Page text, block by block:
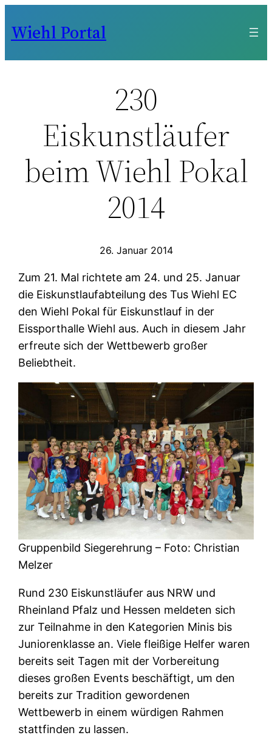
Inhalt
Wiehl Portal
230
Eiskunstläufer
beim Wiehl Pokal
2014
26. Januar 2014
Zum 21. Mal richtete am 24. und 25. Januar
die Eiskunstlaufabteilung des Tus Wiehl EC
den Wiehl Pokal für Eiskunstlauf in der
Eissporthalle Wiehl aus. Auch in diesem Jahr
erfreute sich der Wettbewerb großer
Beliebtheit.
Gruppenbild Siegerehrung – Foto: Christian
Melzer
Rund 230 Eiskunstläufer aus NRW und
Rheinland Pfalz und Hessen meldeten sich
zur Teilnahme in den Kategorien Minis bis
Juniorenklasse an. Viele fleißige Helfer waren
bereits seit Tagen mit der Vorbereitung
dieses großen Events beschäftigt, um den
bereits zur Tradition gewordenen
Wettbewerb in einem würdigen Rahmen
stattfinden zu lassen.